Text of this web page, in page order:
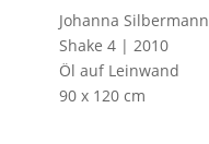
Johanna Silbermann
Shake 4 | 2010
Öl auf Leinwand
90 x 120 cm